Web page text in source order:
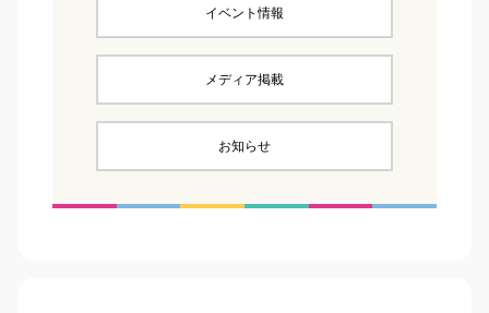
イベント情報
メディア掲載
お知らせ